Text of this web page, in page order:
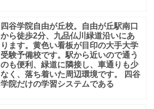
四谷学院自由が丘校。自由が丘駅南口
から徒歩2分、九品仏川緑道沿いにあ
ります。黄色い看板が目印の大手大学
受験予備校です。駅から近いので通う
のも便利、緑道に隣接し、車通りも少
なく、落ち着いた周辺環境です。 四谷
学院だけの学習システムである